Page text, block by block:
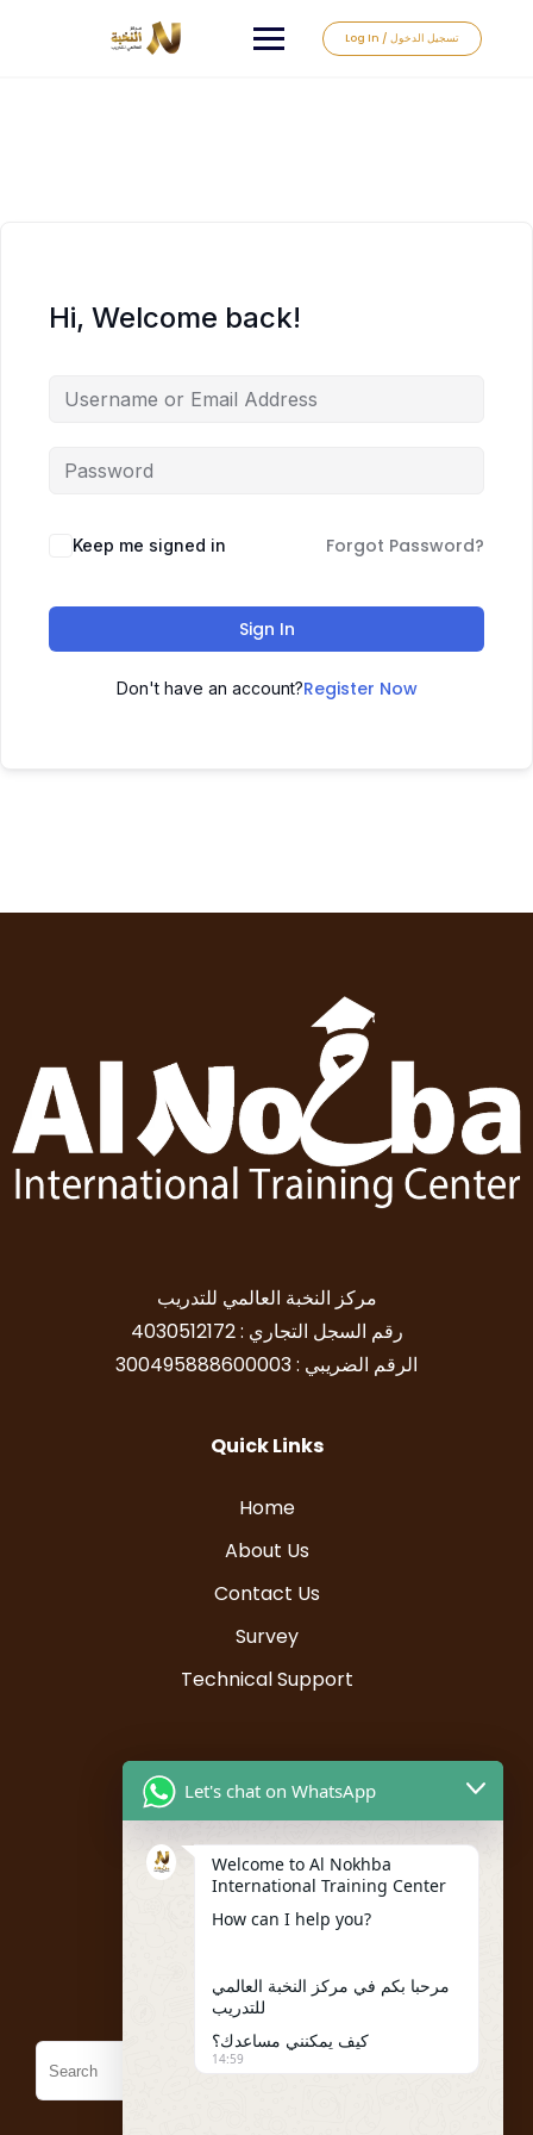
Log In / تسجيل الدخول
Hi, Welcome back!
Keep me signed in Forgot Password?
Sign In
Don't have an account?Register Now
مركز النخبة العالمي للتدريب
رقم السجل التجاري : 4030512172
الرقم الضريبي : 300495888600003
Quick Links
Home
About Us
Contact Us
Survey
Technical Support
Resources
Student Registration
My account
Let's chat on WhatsApp
Welcome to Al Nokhba
International Training Center
How can I help you?
مرحبا بكم في مركز النخبة العالمي
للتدريب
كيف يمكنني مساعدك؟
14:59